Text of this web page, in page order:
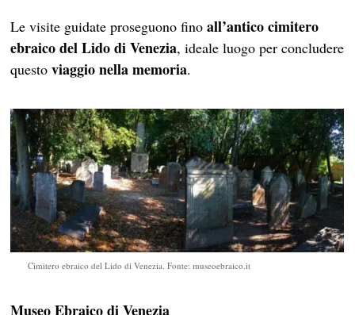
Le visite guidate proseguono finoall’antico cimitero
ebraico del Lido di Venezia, ideale luogo per concludere
questoviaggio nella memoria.
Cimitero ebraico del Lido di Venezia. Fonte: museoebraico.it
Museo Ebraico di Venezia